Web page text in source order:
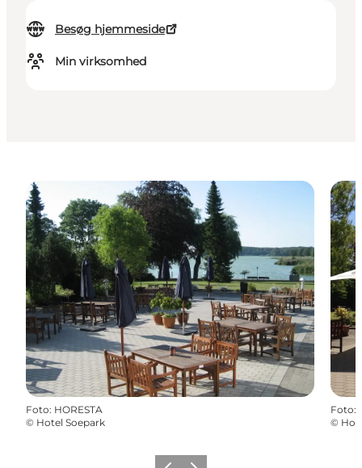
Besøg hjemmeside
Min virksomhed
Foto: HORESTA
© Hotel Soepark
Foto:
©